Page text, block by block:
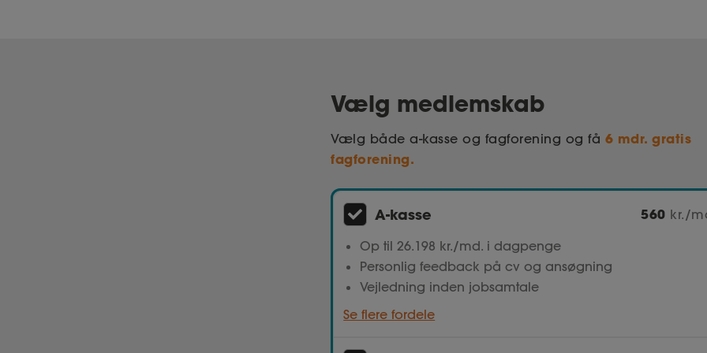
Vælg medlemskab
Vælg både a-kasse og fagforening og få 6 mdr. gratis
fagforening.
A-kasse 560 kr./
Op til 26.198 kr./md. i dagpenge
Personlig feedback på cv og ansøgning
Vejledning inden jobsamtale
Se flere fordele